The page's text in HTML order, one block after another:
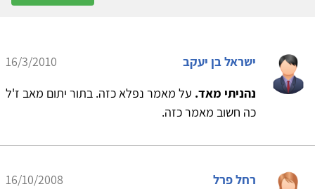
ישראל בן יעקב
16/3/2010
נהניתי מאד. על מאמר נפלא כזה. בתור יתום מאב ז'ל
כה חשוב מאמר כזה.
רחל פרל
16/10/2008